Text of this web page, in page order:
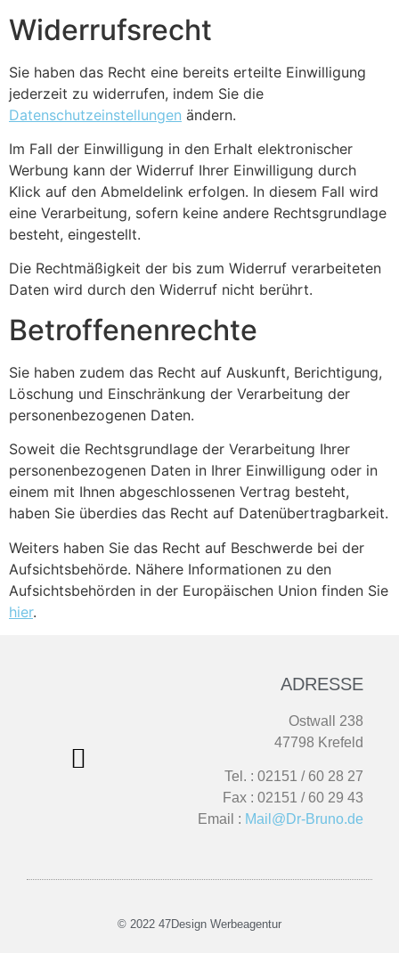
Widerrufsrecht
Sie haben das Recht eine bereits erteilte Einwilligung
jederzeit zu widerrufen, indem Sie die
Datenschutzeinstellungen ändern.
Im Fall der Einwilligung in den Erhalt elektronischer
Werbung kann der Widerruf Ihrer Einwilligung durch
Klick auf den Abmeldelink erfolgen. In diesem Fall wird
eine Verarbeitung, sofern keine andere Rechtsgrundlage
besteht, eingestellt.
Die Rechtmäßigkeit der bis zum Widerruf verarbeiteten
Daten wird durch den Widerruf nicht berührt.
Betroffenenrechte
Sie haben zudem das Recht auf Auskunft, Berichtigung,
Löschung und Einschränkung der Verarbeitung der
personenbezogenen Daten.
Soweit die Rechtsgrundlage der Verarbeitung Ihrer
personenbezogenen Daten in Ihrer Einwilligung oder in
einem mit Ihnen abgeschlossenen Vertrag besteht,
haben Sie überdies das Recht auf Datenübertragbarkeit.
Weiters haben Sie das Recht auf Beschwerde bei der
Aufsichtsbehörde. Nähere Informationen zu den
Aufsichtsbehörden in der Europäischen Union finden Sie
hier.
ADRESSE
Ostwall 238
47798 Krefeld
Tel. : 02151 / 60 28 27
Fax : 02151 / 60 29 43
Email : Mail@Dr-Bruno.de
© 2022 47Design Werbeagentur